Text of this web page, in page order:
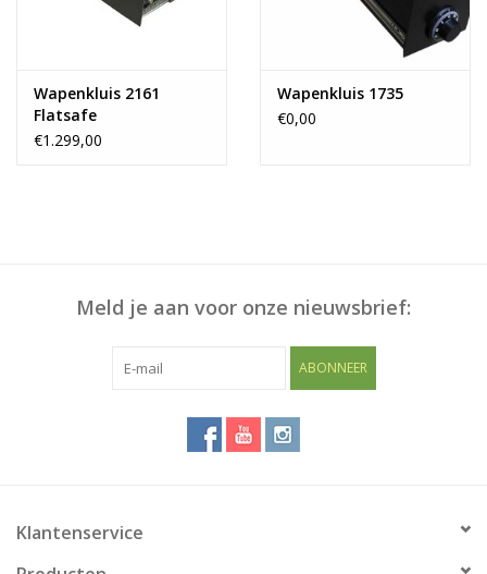
Wapenkluis 2161
Flatsafe
€1.299,00
Wapenkluis 1735
€0,00
Meld je aan voor onze nieuwsbrief:
ABONNEER
Klantenservice